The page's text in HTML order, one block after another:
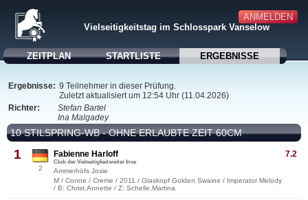
ANMELDEN
Vielseitigkeitstag im Schlosspark Vanselow
ZEITPLAN STARTLISTE ERGEBNISSE
Ergebnisse: 9 Teilnehmer in dieser Prüfung.
Zuletzt aktualisiert um 12:54 Uhr (11.04.2026)
Richter:
Stefan Bartel
Ina Malgadey
10 STILSPRING-WB - OHNE ERLAUBTE ZEIT 60CM
1
2
7.2
Fabienne Harloff
Club der Vielseitigkeitsreiter Inse
Ammerhöfs Josie
M / Conne / Creme / 2011 / Glaskopf Golden Swaine / Imperator Melody
/ B: Christ,Annette / Z: Schelle,Martina